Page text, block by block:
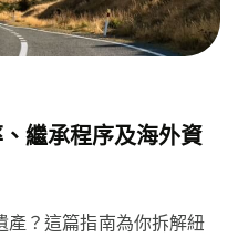
繼承程序及海外資
產？這篇指南為你拆解紐